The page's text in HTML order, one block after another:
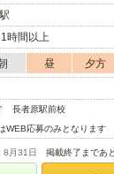
時間以上
昼 夕方
長者原駅前校
WEB応募のみとなります
8月31日 掲載終了まであ